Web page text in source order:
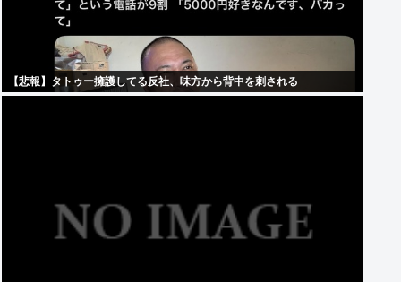
【悲報】タトゥー擁護してる反社、味方から背中を刺される